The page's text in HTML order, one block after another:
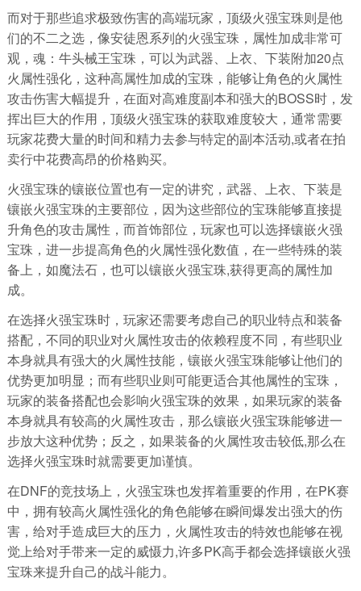
而对于那些追求极致伤害的高端玩家，顶级火强宝珠则是他
们的不二之选，像安徒恩系列的火强宝珠，属性加成非常可
观，魂：牛头械王宝珠，可以为武器、上衣、下装附加20点
火属性强化，这种高属性加成的宝珠，能够让角色的火属性
攻击伤害大幅提升，在面对高难度副本和强大的BOSS时，发
挥出巨大的作用，顶级火强宝珠的获取难度较大，通常需要
玩家花费大量的时间和精力去参与特定的副本活动,或者在拍
卖行中花费高昂的价格购买。
火强宝珠的镶嵌位置也有一定的讲究，武器、上衣、下装是
镶嵌火强宝珠的主要部位，因为这些部位的宝珠能够直接提
升角色的攻击属性，而首饰部位，玩家也可以选择镶嵌火强
宝珠，进一步提高角色的火属性强化数值，在一些特殊的装
备上，如魔法石，也可以镶嵌火强宝珠,获得更高的属性加
成。
在选择火强宝珠时，玩家还需要考虑自己的职业特点和装备
搭配，不同的职业对火属性攻击的依赖程度不同，有些职业
本身就具有强大的火属性技能，镶嵌火强宝珠能够让他们的
优势更加明显；而有些职业则可能更适合其他属性的宝珠，
玩家的装备搭配也会影响火强宝珠的效果，如果玩家的装备
本身就具有较高的火属性攻击，那么镶嵌火强宝珠能够进一
步放大这种优势；反之，如果装备的火属性攻击较低,那么在
选择火强宝珠时就需要更加谨慎。
在DNF的竞技场上，火强宝珠也发挥着重要的作用，在PK赛
中，拥有较高火属性强化的角色能够在瞬间爆发出强大的伤
害，给对手造成巨大的压力，火属性攻击的特效也能够在视
觉上给对手带来一定的威慑力,许多PK高手都会选择镶嵌火强
宝珠来提升自己的战斗能力。